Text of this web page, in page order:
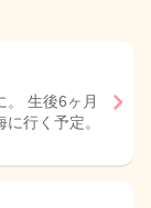
。 生後6ヶ月
行く予定。